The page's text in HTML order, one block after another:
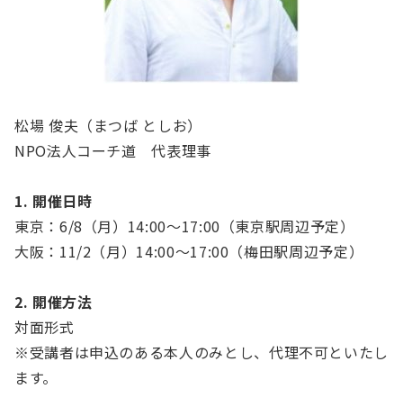
松場 俊夫（まつば としお）
NPO法人コーチ道 代表理事
1. 開催日時
東京：6/8（月）14:00～17:00（東京駅周辺予定）
大阪：11/2（月）14:00～17:00（梅田駅周辺予定）
2. 開催方法
対面形式
※受講者は申込のある本人のみとし、代理不可といたし
ます。